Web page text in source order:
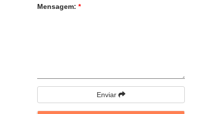
Mensagem: *
Enviar